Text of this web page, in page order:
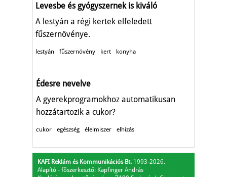
Levesbe és gyógyszernek is kiváló
A lestyán a régi kertek elfeledett
fűszernövénye.
lestyán fűszernövény kert konyha
Édesre nevelve
A gyerekprogramokhoz automatikusan
hozzátartozik a cukor?
cukor egészség élelmiszer elhízás
KAFI Reklám és Kommunikációs Bt. 1993-2026.
Alapító - főszerkesztő: Kapfinger András